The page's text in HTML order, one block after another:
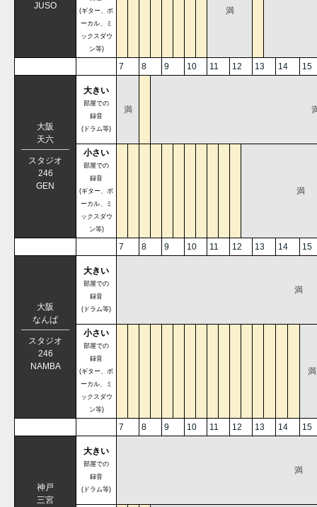
JUSO
(ギター、ボ
ーカル、ミ
ックスダウ
ン等)
満
7 8 9 10 11 12 13 14 15
大阪
天六
スタジオ
246
GEN
大きい
部屋での
録音
(ドラム等)
満
小さい
部屋での
録音
(ギター、ボ
ーカル、ミ
ックスダウ
ン等)
満
7 8 9 10 11 12 13 14 15
大阪
なんば
スタジオ
246
NAMBA
大きい
部屋での
録音
(ドラム等)
満
小さい
部屋での
録音
(ギター、ボ
ーカル、ミ
ックスダウ
ン等)
満
7 8 9 10 11 12 13 14 15
神戸
三宮
大きい
部屋での
録音
(ドラム等)
満